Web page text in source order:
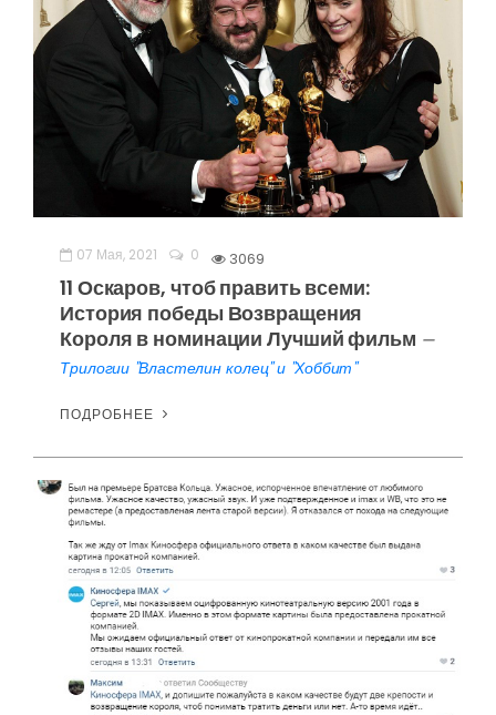
07 Мая, 2021 0 3069
11 Оскаров, чтоб править всеми:
История победы Возвращения
Короля в номинации Лучший фильм —
Трилогии "Властелин колец" и "Хоббит"
ПОДРОБНЕЕ